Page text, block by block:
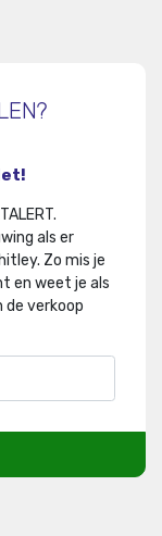
als er
. Zo mis je
en weet je als
de verkoop